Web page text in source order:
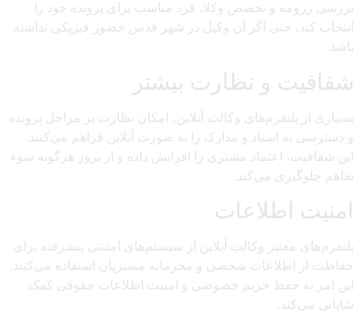
بررسی رزومه و تخصص وکلا، فرد مناسب برای پرونده خود را
انتخاب کند، حتی اگر آن وکیل در شهر قدس حضور فیزیکی نداشته
باشد.
شفافیت و نظارت بیشتر
بسیاری از پلتفرم‌های وکالت آنلاین، امکان نظارت بر مراحل پرونده
و دسترسی به اسناد و مدارک را به صورت آنلاین فراهم می‌کنند.
این شفافیت، اعتماد مشتری را افزایش داده و از بروز هرگونه سوء
تفاهم جلوگیری می‌کند.
امنیت اطلاعات
پلتفرم‌های معتبر وکالت آنلاین از سیستم‌های امنیتی پیشرفته برای
حفاظت از اطلاعات شخصی و محرمانه مشتریان استفاده می‌کنند.
این امر به حفظ حریم خصوصی و امنیت اطلاعات حقوقی کمک
شایانی می‌کند.